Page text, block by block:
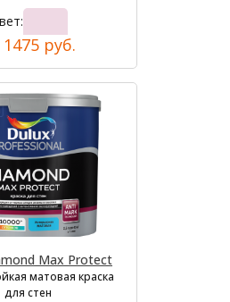
руб.
Max Protect
матовая краска
для стен